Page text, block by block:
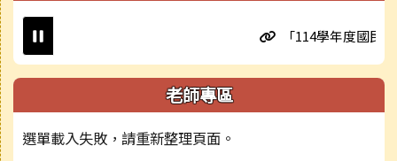
「114學年度國民小
老師專區
選單載入失敗，請重新整理頁面。